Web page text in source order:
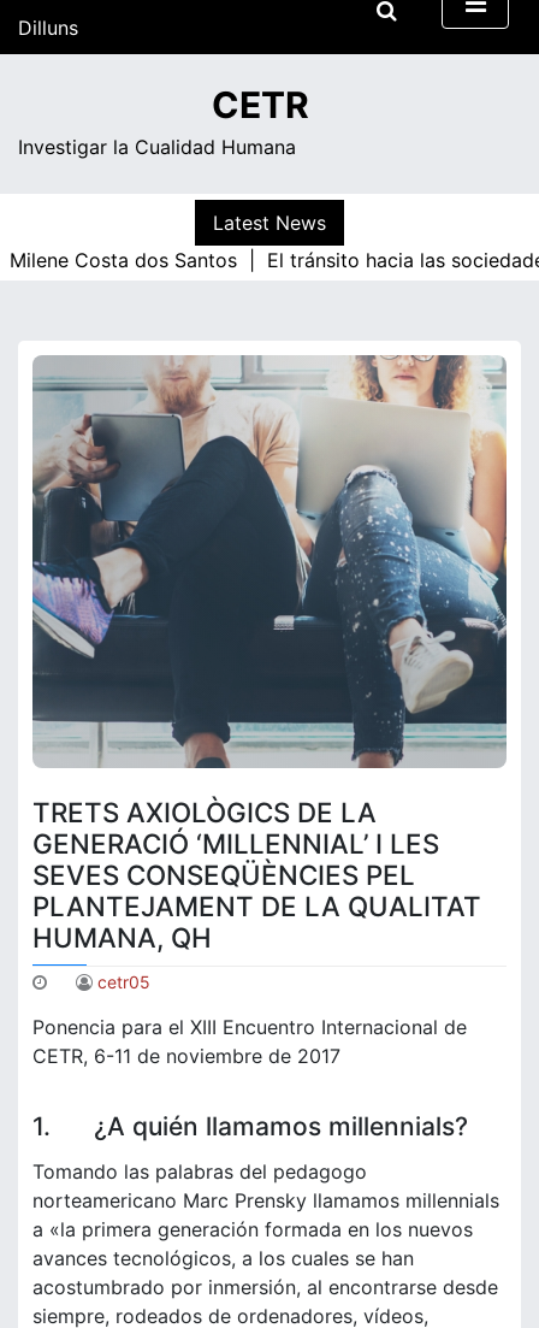
Dilluns
CETR
Investigar la Cualidad Humana
Latest News
Costa dos Santos |El tránsito hacia las sociedades
TRETS AXIOLÒGICS DE LA
GENERACIÓ ‘MILLENNIAL’ I LES
SEVES CONSEQÜÈNCIES PEL
PLANTEJAMENT DE LA QUALITAT
HUMANA, QH
cetr05
Ponencia para el XIII Encuentro Internacional de
CETR, 6-11 de noviembre de 2017
1. ¿A quién llamamos millennials?
Tomando las palabras del pedagogo
norteamericano Marc Prensky llamamos millennials
a «la primera generación formada en los nuevos
avances tecnológicos, a los cuales se han
acostumbrado por inmersión, al encontrarse desde
siempre, rodeados de ordenadores, vídeos,